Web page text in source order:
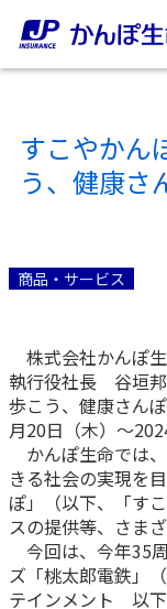
トップ
ご契約者さま
入院保
保険をご検
終身保険
養老保険
法人のお客
【まずはご
ちら
法人のお客
目的から探す
お役立ち情報
かんぽのLife
かんぽ生命
かんぽ生命に
よくあるご質問
すこやかん
う、健康さ
商品・サービス
株式会社かんぽ
執行役社長 谷垣邦
歩こう、健康さん
月20日（木）～
かんぽ生命では
きる社会の実現を
ぽ」（以下、「す
スの提供等、さま
今回は、今年35
ズ「桃太郎電鉄」
テインメント 以下